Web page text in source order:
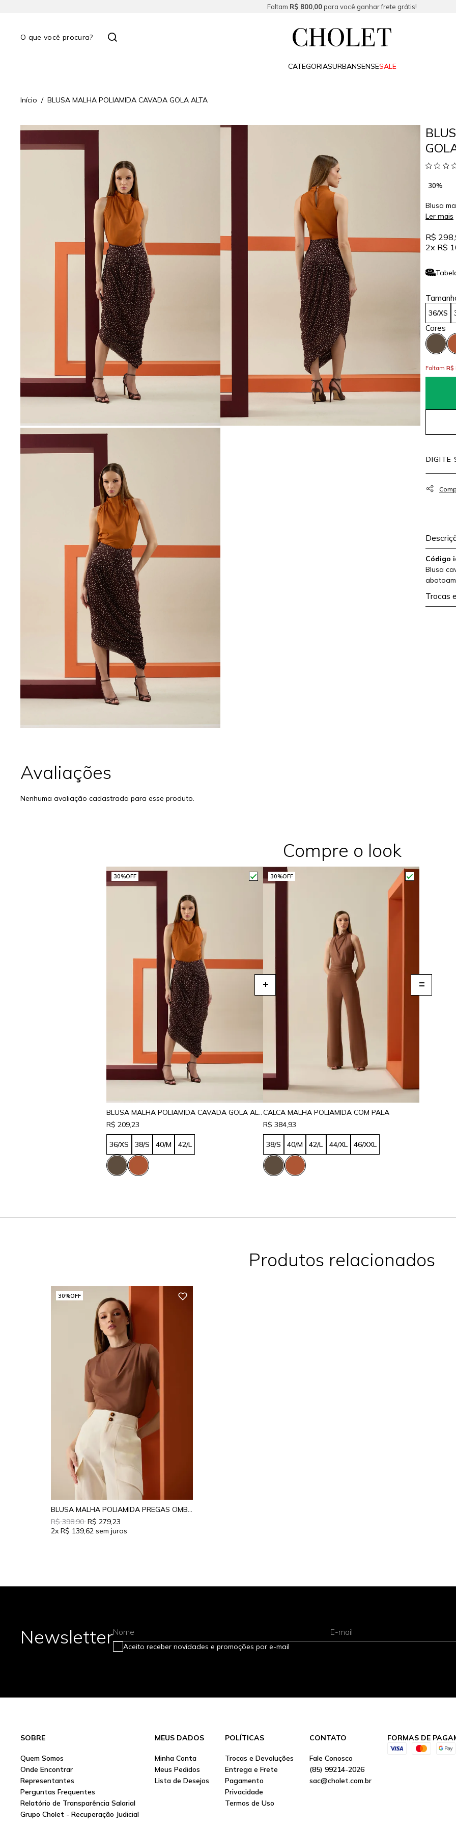
Faltam R$ 800,00para você ganhar frete grátis!
CATEGORIASURBANSENSESALE
Início BLUSA MALHA POLIAMIDA CAVADA GOLA ALTA
30%
Blusa
Ler mais
R$
2x R$
36/XS
Faltam R$
Código
Blusa
Trocas
Nenhuma avaliação cadastrada para esse produto.
Compre o look
30%OFF
R$ 209,23
36/XS 38/S 40/M 42/L
30%OFF
CALCA MALHA POLIAMIDA COM PALA
R$ 384,93
38/S 40/M 42/L 44/XL 46/XXL
Produtos relacionados
30%OFF
BLUSA MALHA POLIAMIDA PREGAS OMBRO
R$ 398,90R$ 279,23
2x R$ 139,62
NewsletterNome E-mail
Aceito receber novidades e promoções por e-mail
SOBRE
Quem Somos
Onde Encontrar
Representantes
Perguntas Frequentes
Relatório de Transparência Salarial
Grupo Cholet - Recuperação Judicial
MEUS DADOS
Minha Conta
Meus Pedidos
Lista de Desejos
POLÍTICAS
Trocas e Devoluções
Entrega e Frete
Pagamento
Privacidade
Termos de Uso
CONTATO
Fale Conosco
(85) 99214-2026
sac@cholet.com.br
FORMAS DE